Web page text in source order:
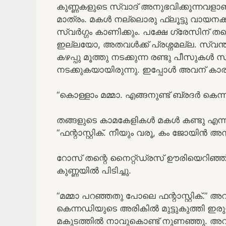
കുണ്ണകളുടെ സ്വാദ്
മാത്രം. മകൾ നല്ലൊരു ഫ്ലൂട്ടു
സ്വർഗ്ഗം കാണിക്കും. പക്ഷേ ഗ്രേസിന്
ഇല്ലയോ, അതവൾക്ക് പ്രശ്നമല്ല. സ്വന്തം
കഴപ്പു മൂത്തു നടക്കുന്ന രണ്ടു പീസുകൾ
നടക്കുകയായിരുന്നു. ഇപ്പോൾ അവന് കാര്യം
“കൊള്ളാം മമ്മാ. എങ്ങനുണ്ട് ബ്രദർ
തങ്ങളുടെ കാമകേളികൾ മകൾ കണ്ടു
“ഫന്റാസ്റ്റിക്. നീയും വരൂ, കം ജോയിൻ
റോസ് തന്റെ നൈറ്റ്ഡ്രസ് ഊരിയെറിഞ്ഞ്
കുണ്ണയിൽ പിടിച്ചു.
“മമ്മാ പറഞ്ഞതു പോലെ ഫന്റാസ്റ്റിക്.”
കെന്നഡിയുടെ അരികിൽ മുട്ടുകുത്തി
മകുടത്തിൽ നാവുകൊണ്ട് നുണഞ്ഞു.